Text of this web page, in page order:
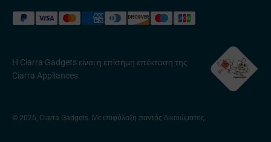
Η Ciarra Gadgets είναι η επίσημη επέκταση της
Ciarra Appliances.
© 2026, Ciarra Gadgets. Με επιφύλαξη παντός δικαιώματος.